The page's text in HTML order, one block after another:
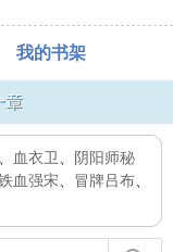
我的书架
章
血衣卫
阴阳师秘
血强宋 冒牌吕布